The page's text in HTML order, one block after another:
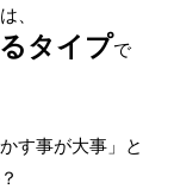
、
タイプで
す事が大事」と